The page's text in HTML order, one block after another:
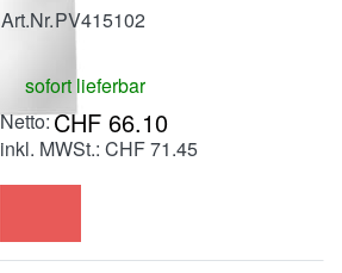
Art.Nr.PV415102
sofort lieferbar
CHF 66.10
inkl. MWSt.: CHF 71.45